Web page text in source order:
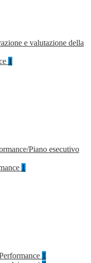
e valutazione della
1
Piano esecutivo
1
1